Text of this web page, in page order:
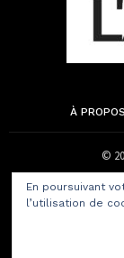
À PROPOS
©
En poursuivant
l’utilisation de